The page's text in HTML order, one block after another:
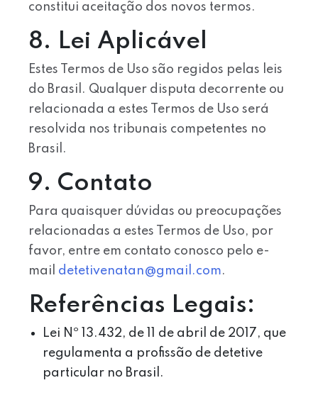
constitui aceitação dos novos termos.
8. Lei Aplicável
Estes Termos de Uso são regidos pelas leis
do Brasil. Qualquer disputa decorrente ou
relacionada a estes Termos de Uso será
resolvida nos tribunais competentes no
Brasil.
9. Contato
Para quaisquer dúvidas ou preocupações
relacionadas a estes Termos de Uso, por
favor, entre em contato conosco pelo e-
mail detetivenatan@gmail.com.
Referências Legais:
Lei Nº 13.432, de 11 de abril de 2017, que
regulamenta a profissão de detetive
particular no Brasil.